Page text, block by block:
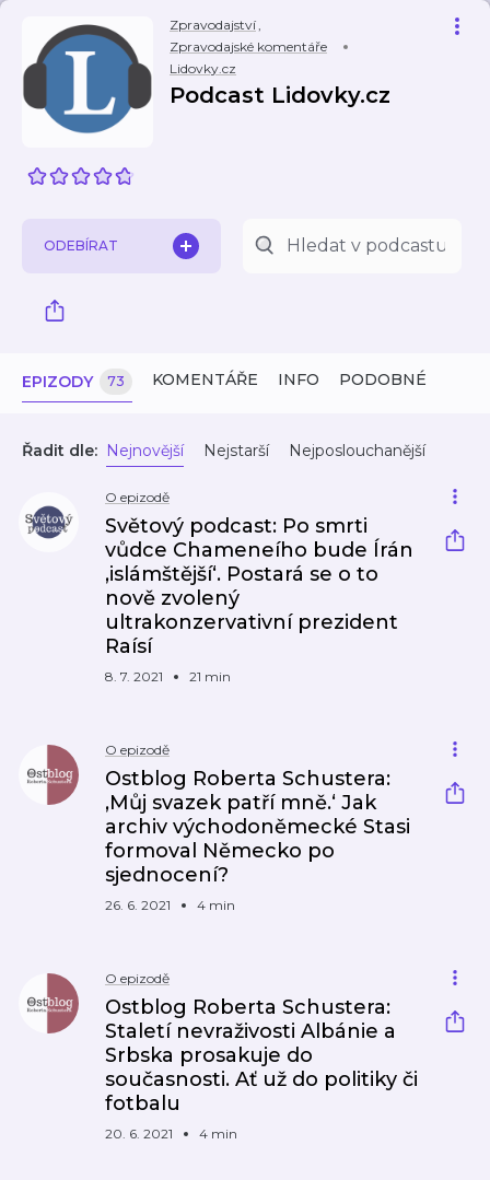
Zpravodajství,
Zpravodajské komentáře
Lidovky.cz
Podcast Lidovky.cz
ODEBÍRAT
EPIZODY 73 KOMENTÁŘE INFO PODOBNÉ
Řadit dle: Nejnovější Nejstarší Nejposlouchanější
O epizodě
Světový podcast: Po smrti
vůdce Chameneího bude Írán
‚islámštější‘. Postará se o to
nově zvolený
ultrakonzervativní prezident
Raísí
8. 7. 2021 21 min
O epizodě
Ostblog Roberta Schustera:
‚Můj svazek patří mně.‘ Jak
archiv východoněmecké Stasi
formoval Německo po
sjednocení?
26. 6. 2021 4 min
O epizodě
Ostblog Roberta Schustera:
Staletí nevraživosti Albánie a
Srbska prosakuje do
současnosti. Ať už do politiky či
fotbalu
20. 6. 2021 4 min